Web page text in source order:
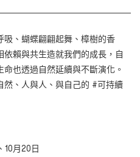
吸、蝴蝶翩翩起舞、樟樹的香
賴與共生造就我們的成長，自
也透過自然延續與不斷演化。
然、人與人、與自己的 #可持續
10月20日